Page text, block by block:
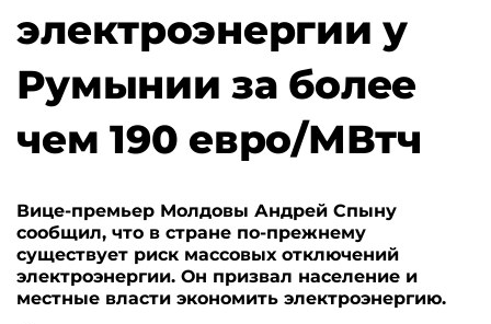
электроэнергии у
Румынии за более
чем 190 евро/МВтч
Вице-премьер Молдовы Андрей Спыну
сообщил, что в стране по-прежнему
существует риск массовых отключений
электроэнергии. Он призвал население и
местные власти экономить электроэнергию.